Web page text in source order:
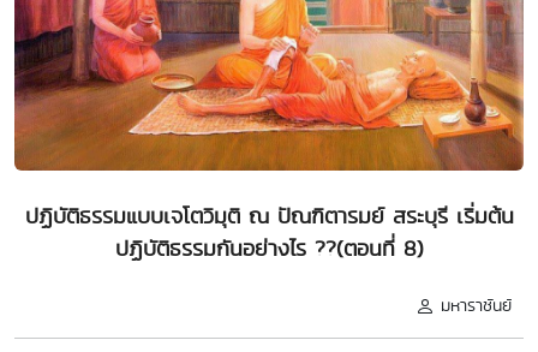
ปฏิบัติธรรมแบบเจโตวิมุติ ณ ปัณฑิตารมย์ สระบุรี เริ่มต้น
ปฏิบัติธรรมกันอย่างไร ??(ตอนที่ 8)
มหาราชันย์